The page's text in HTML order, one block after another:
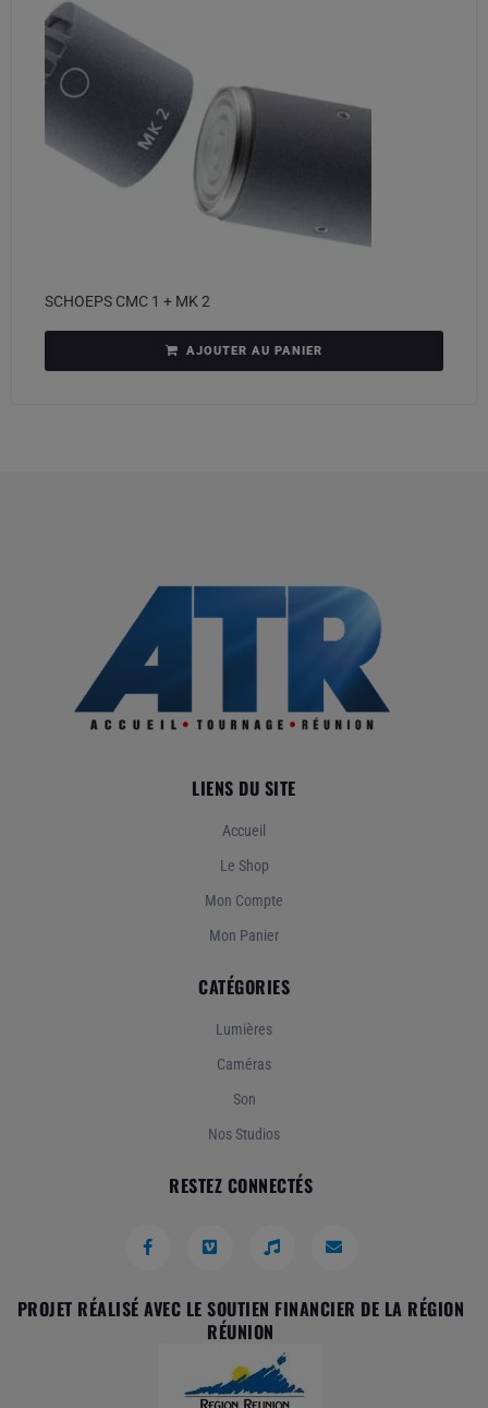
SCHOEPS CMC 1 + MK 2
AJOUTER AU PANIER
LIENS DU SITE
Accueil
Le Shop
Mon Compte
Mon Panier
CATÉGORIES
Lumières
Caméras
Son
Nos Studios
RESTEZ CONNECTÉS
PROJET RÉALISÉ AVEC LE SOUTIEN FINANCIER DE LA RÉGION
RÉUNION